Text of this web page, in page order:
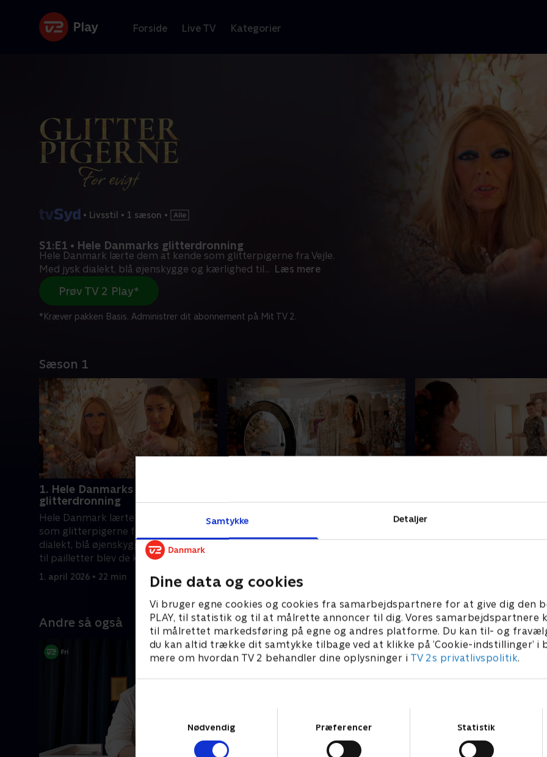
Samtykke Detaljer
Dine data og cookies
Vi bruger egne cookies og cookies fra samarbejdspartnere for at give dig den
PLAY, til statistik og til at målrette annoncer til dig. Vores samarbejdspartnere
til målrettet markedsføring på egne og andres platforme. Du kan til- og
du kan altid trække dit samtykke tilbage ved at klikke på ’Cookie-indstillinger’ i
mere om hvordan TV 2 behandler dine oplysninger i TV 2s privatlivspolitik.
Nødvendig
Præferencer Statistik
Forside Live TV Kategorier
• Livsstil • 1 sæson •
S1:E1 • Hele Danmarks glitterdronning
Hele Danmark lærte dem at kende som glitterpigerne fra Vejle.
Med jysk dialekt, blå øjenskygge og kærlighed til... Læs mere
Prøv TV 2 Play*
*Kræver pakken Basis. Administrer dit abonnement på Mit TV 2.
Sæson 1
1. Hele Danmarks
glitterdronning
Hele Danmark lærte dem at kende
som glitterpigerne fra Vejle. Med jysk
dialekt, blå øjenskygge og kærlighed
til pailletter blev de kendt for deres
videoer.
1. april 2026 • 22 min
June skal for første gang stå på egne
ben og undervise dekoratørelever. I
Susanne, mødes med June
Andre så også